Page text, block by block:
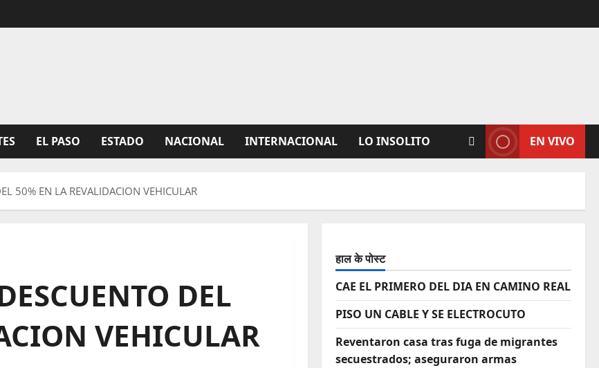
EL PASO ESTADO NACIONAL INTERNACIONAL LO INSOLITO EN VIVO
50% EN LA REVALIDACION VEHICULAR
DEL
VEHICULAR
हाल के पोस्ट
CAE EL PRIMERO DEL DIA EN CAMINO REAL
PISO UN CABLE Y SE ELECTROCUTO
Reventaron casa tras fuga de migrantes
secuestrados; aseguraron armas